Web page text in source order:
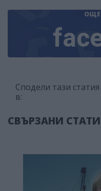
ОЩЕ
Сподели тази статия
в:
СВЪРЗАНИ